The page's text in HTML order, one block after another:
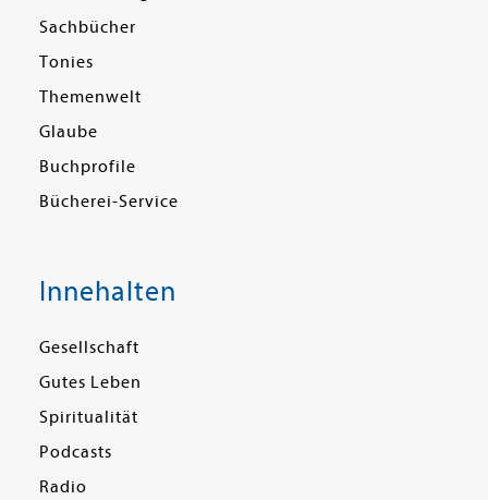
Sachbücher
Tonies
Themenwelt
Glaube
Buchprofile
Bücherei-Service
Innehalten
Gesellschaft
Gutes Leben
Spiritualität
Podcasts
Radio